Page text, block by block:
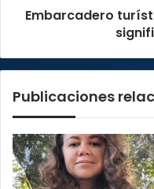
Embarcadero
Publicaciones